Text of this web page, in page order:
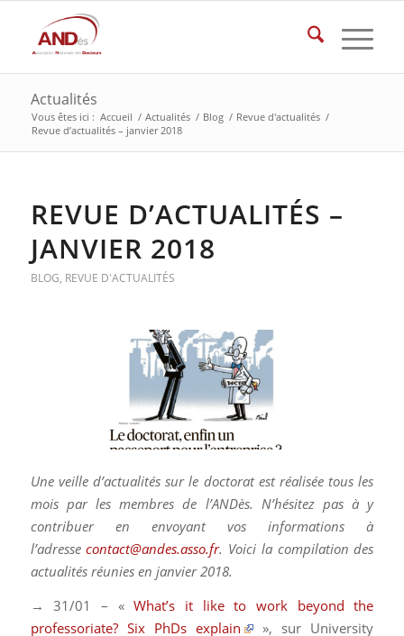
Actualités
Vous êtes ici : Accueil / Actualités / Blog / Revue d'actualités /
Revue d’actualités – janvier 2018
REVUE D’ACTUALITÉS –
JANVIER 2018
BLOG, REVUE D'ACTUALITÉS
Une veille d’actualités sur le doctorat est réalisée tous les
mois par les membres de l’ANDès. N’hésitez pas à y
contribuer en envoyant vos informations à
l’adressecontact@andes.asso.fr. Voici la compilation des
actualités réunies en janvier 2018.
→ 31/01 – «What’s it like to work beyond the
professoriate? Six PhDs explain
», sur University